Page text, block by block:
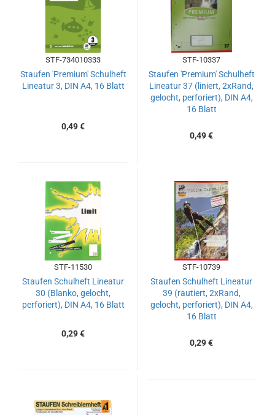
STF-734010333
Staufen 'Premium' Schulheft
Lineatur 3, DIN A4, 16 Blatt
0,49 €
STF-10337
Staufen 'Premium' Schulheft
Lineatur 37 (liniert, 2xRand,
gelocht, perforiert), DIN A4,
16 Blatt
0,49 €
STF-11530
Staufen Schulheft Lineatur
30 (Blanko, gelocht,
perforiert), DIN A4, 16 Blatt
0,29 €
STF-10739
Staufen Schulheft Lineatur
39 (rautiert, 2xRand,
gelocht, perforiert), DIN A4,
16 Blatt
0,29 €